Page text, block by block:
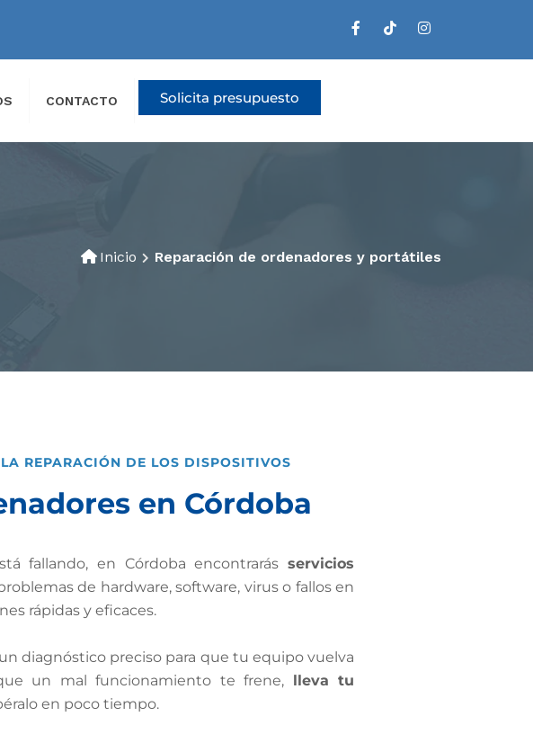
CONTACTO Solicita presupuesto
Inicio Reparación de ordenadores y portátiles
REPARACIÓN DE LOS DISPOSITIVOS
en Córdoba
fallando, en Córdoba encontrarás servicios
de hardware, software, virus o fallos en
rápidas y eficaces.
diagnóstico preciso para que tu equipo vuelva
un mal funcionamiento te frene,
lleva tu
en poco tiempo.